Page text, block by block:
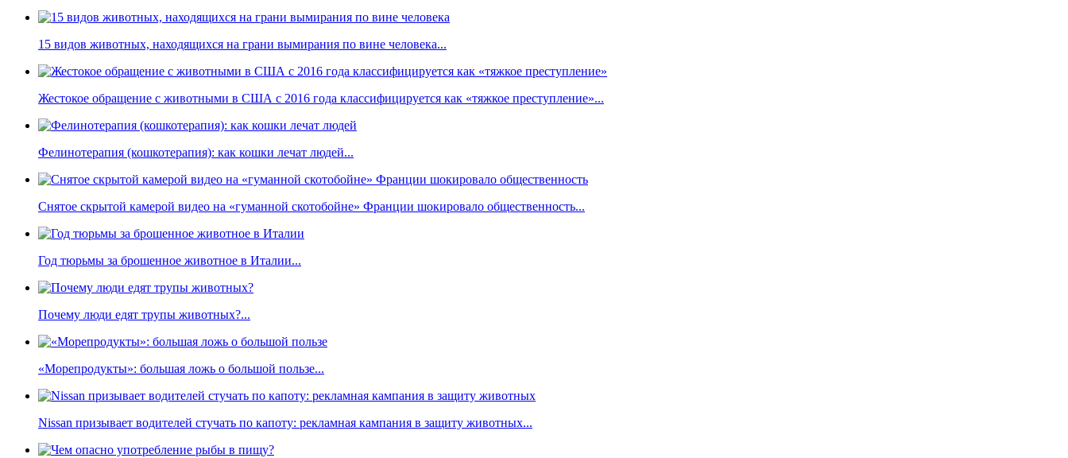
15 видов животных, находящихся на грани вымирания по вине человека...
Жестокое обращение с животными в США с 2016 года классифицируется как «тяжкое преступление»...
Фелинотерапия (кошкотерапия): как кошки лечат людей...
Снятое скрытой камерой видео на «гуманной скотобойне» Франции шокировало общественность...
Год тюрьмы за брошенное животное в Италии...
Почему люди едят трупы животных?...
«Морепродукты»: большая ложь о большой пользе...
Nissan призывает водителей стучать по капоту: рекламная кампания в защиту животных...